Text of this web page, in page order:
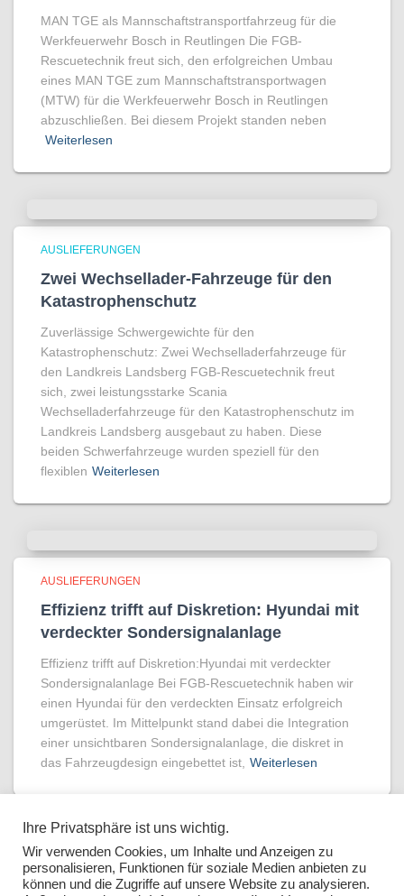
MAN TGE als Mannschaftstransportfahrzeug für die
Werkfeuerwehr Bosch in Reutlingen Die FGB-
Rescuetechnik freut sich, den erfolgreichen Umbau
eines MAN TGE zum Mannschaftstransportwagen
(MTW) für die Werkfeuerwehr Bosch in Reutlingen
abzuschließen. Bei diesem Projekt standen neben
Weiterlesen
AUSLIEFERUNGEN
Zwei Wechsellader-Fahrzeuge für den
Katastrophenschutz
Zuverlässige Schwergewichte für den
Katastrophenschutz: Zwei Wechselladerfahrzeuge für
den Landkreis Landsberg FGB-Rescuetechnik freut
sich, zwei leistungsstarke Scania
Wechselladerfahrzeuge für den Katastrophenschutz im
Landkreis Landsberg ausgebaut zu haben. Diese
beiden Schwerfahrzeuge wurden speziell für den
flexiblen Weiterlesen
AUSLIEFERUNGEN
Effizienz trifft auf Diskretion: Hyundai mit
verdeckter Sondersignalanlage
Effizienz trifft auf Diskretion:Hyundai mit verdeckter
Sondersignalanlage Bei FGB-Rescuetechnik haben wir
einen Hyundai für den verdeckten Einsatz erfolgreich
umgerüstet. Im Mittelpunkt stand dabei die Integration
einer unsichtbaren Sondersignalanlage, die diskret in
das Fahrzeugdesign eingebettet ist, Weiterlesen
Ihre Privatsphäre ist uns wichtig.
Wir verwenden Cookies, um Inhalte und Anzeigen zu
personalisieren, Funktionen für soziale Medien anbieten zu
können und die Zugriffe auf unsere Website zu analysieren.